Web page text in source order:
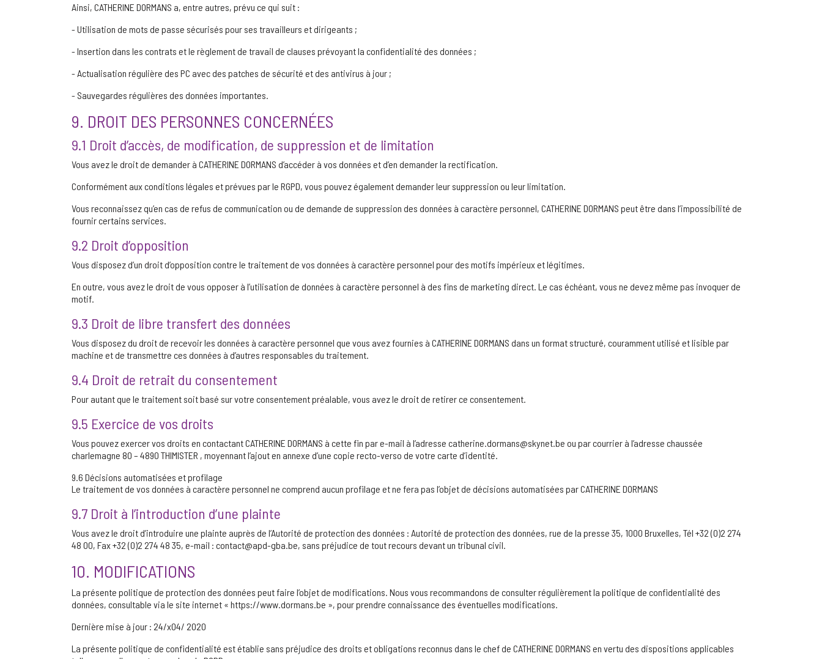
Ainsi, CATHERINE DORMANS a, entre autres, prévu ce qui suit :
- Utilisation de mots de passe sécurisés pour ses travailleurs et dirigeants ;
- Insertion dans les contrats et le règlement de travail de clauses prévoyant la confidentialité des données ;
- Actualisation régulière des PC avec des patches de sécurité et des antivirus à jour ;
- Sauvegardes régulières des données importantes.
9. DROIT DES PERSONNES CONCERNÉES
9.1 Droit d’accès, de modification, de suppression et de limitation
Vous avez le droit de demander à CATHERINE DORMANS d’accéder à vos données et d’en demander la rectification.
Conformément aux conditions légales et prévues par le RGPD, vous pouvez également demander leur suppression ou leur limitation.
Vous reconnaissez qu’en cas de refus de communication ou de demande de suppression des données à caractère personnel, CATHERINE DORMANS peut être dans l’impossibilité de
fournir certains services.
9.2 Droit d’opposition
Vous disposez d’un droit d’opposition contre le traitement de vos données à caractère personnel pour des motifs impérieux et légitimes.
En outre, vous avez le droit de vous opposer à l’utilisation de données à caractère personnel à des fins de marketing direct. Le cas échéant, vous ne devez même pas invoquer de
motif.
9.3 Droit de libre transfert des données
Vous disposez du droit de recevoir les données à caractère personnel que vous avez fournies à CATHERINE DORMANS dans un format structuré, couramment utilisé et lisible par
machine et de transmettre ces données à d’autres responsables du traitement.
9.4 Droit de retrait du consentement
Pour autant que le traitement soit basé sur votre consentement préalable, vous avez le droit de retirer ce consentement.
9.5 Exercice de vos droits
Vous pouvez exercer vos droits en contactant CATHERINE DORMANS à cette fin par e-mail à l’adresse catherine.dormans@skynet.be ou par courrier à l’adresse chaussée
charlemagne 80 – 4890 THIMISTER , moyennant l’ajout en annexe d’une copie recto-verso de votre carte d’identité.
9.6 Décisions automatisées et profilage
Le traitement de vos données à caractère personnel ne comprend aucun profilage et ne fera pas l’objet de décisions automatisées par CATHERINE DORMANS
9.7 Droit à l’introduction d’une plainte
Vous avez le droit d’introduire une plainte auprès de l’Autorité de protection des données : Autorité de protection des données, rue de la presse 35, 1000 Bruxelles, Tél +32 (0)2 274
48 00, Fax +32 (0)2 274 48 35, e-mail : contact@apd-gba.be, sans préjudice de tout recours devant un tribunal civil.
10. MODIFICATIONS
La présente politique de protection des données peut faire l’objet de modifications. Nous vous recommandons de consulter régulièrement la politique de confidentialité des
données, consultable via le site internet « https://www.dormans.be », pour prendre connaissance des éventuelles modifications.
Dernière mise à jour : 24/x04/ 2020
La présente politique de confidentialité est établie sans préjudice des droits et obligations reconnus dans le chef de CATHERINE DORMANS en vertu des dispositions applicables